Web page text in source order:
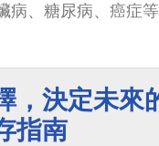
病、糖尿病、癌症等
，決定未來
指南